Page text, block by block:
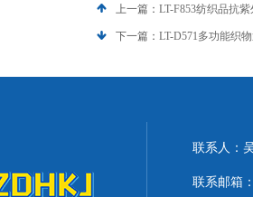
上一篇： LT-F853纺织品抗
下一篇： LT-D571多功能织
联系人：
联系邮箱